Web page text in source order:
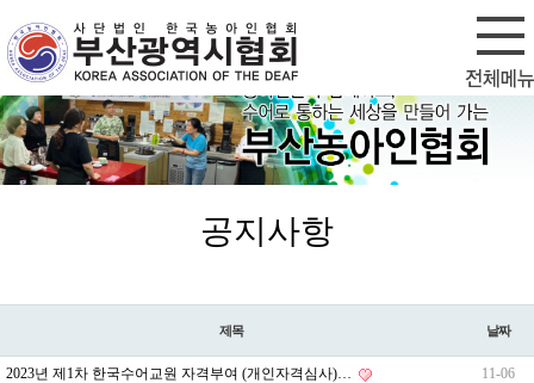
로그인
공지사항
제목 날짜
2023년 제1차 한국수어교원 자격부여 (개인자격심사)… 11-06